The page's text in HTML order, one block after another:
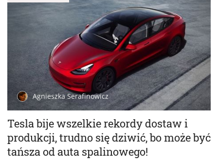
Tesla bije wszelkie rekordy dostaw i
produkcji, trudno się dziwić, bo może być
tańsza od auta spalinowego!
Agnieszka Serafinowicz